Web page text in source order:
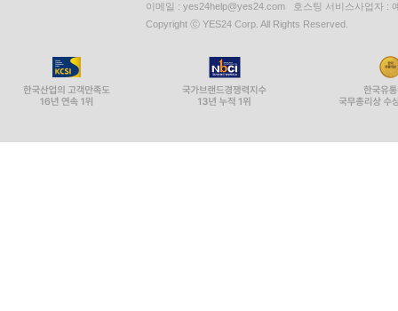
이메일 : yes24help@yes24.com 호스팅 서비스사업자 :
Copyright ⓒ YES24 Corp. All Rights Reserved.